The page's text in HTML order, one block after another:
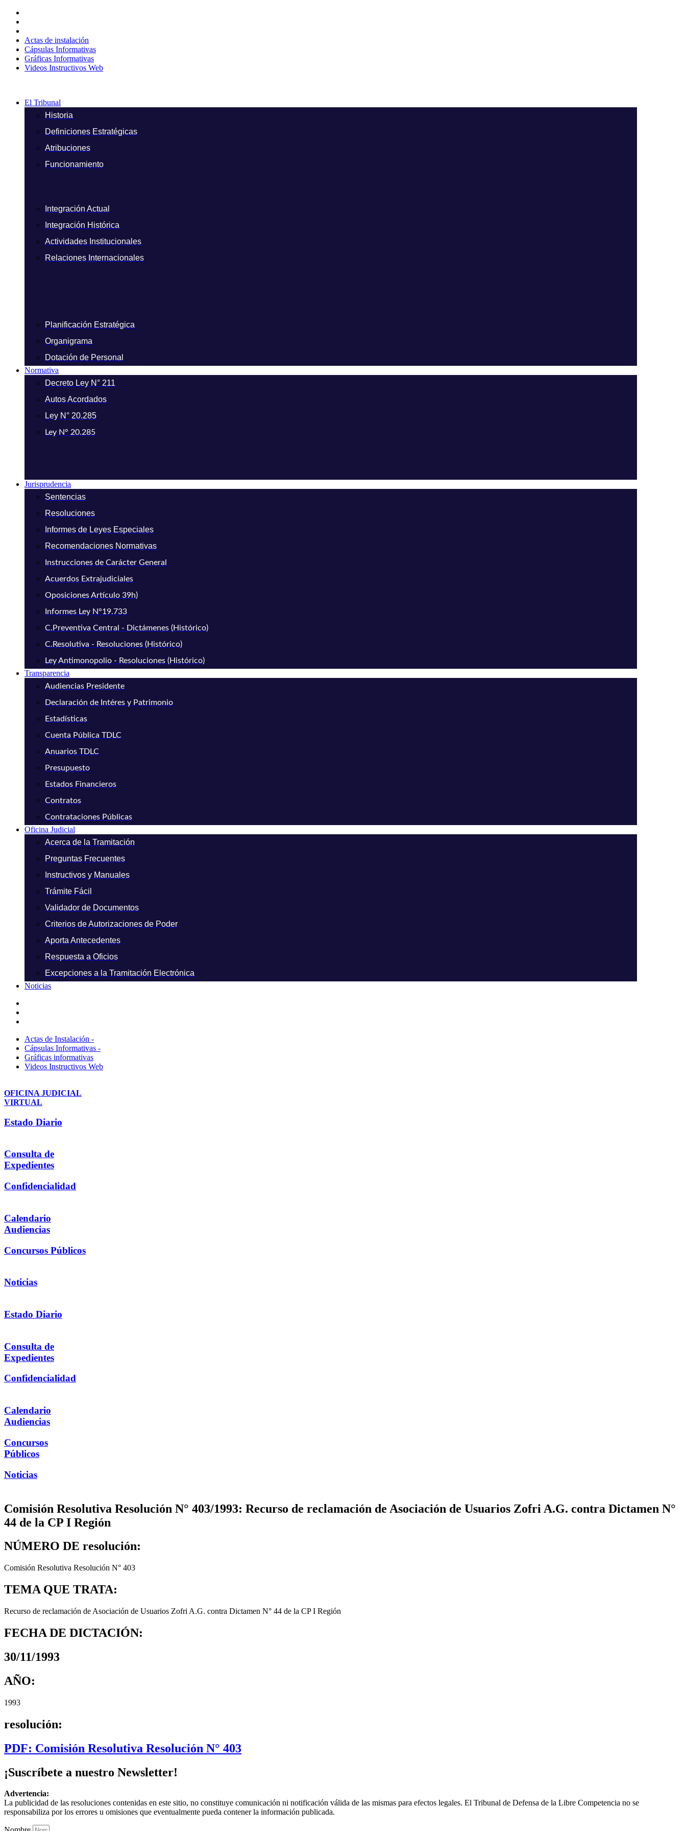
contenido
Actas de instalación
Cápsulas Informativas
Gráficas Informativas
Videos Instructivos Web
El Tribunal
Historia
Definiciones Estratégicas
Atribuciones
Funcionamiento
Integración Actual
Integración Histórica
Actividades Institucionales
Relaciones Internacionales
Planificación Estratégica
Organigrama
Dotación de Personal
Normativa
Decreto Ley N° 211
Autos Acordados
Ley N° 20.285
Ley N° 20.285
Jurisprudencia
Sentencias
Resoluciones
Informes de Leyes Especiales
Recomendaciones Normativas
Instrucciones de Carácter General
Acuerdos Extrajudiciales
Oposiciones Artículo 39h)
Informes Ley N°19.733
C.Preventiva Central - Dictámenes (Histórico)
C.Resolutiva - Resoluciones (Histórico)
Ley Antimonopolio - Resoluciones (Histórico)
Transparencia
Audiencias Presidente
Declaración de Intéres y Patrimonio
Estadísticas
Cuenta Pública TDLC
Anuarios TDLC
Presupuesto
Estados Financieros
Contratos
Contrataciones Públicas
Oficina Judicial
Acerca de la Tramitación
Preguntas Frecuentes
Instructivos y Manuales
Trámite Fácil
Validador de Documentos
Criterios de Autorizaciones de Poder
Aporta Antecedentes
Respuesta a Oficios
Excepciones a la Tramitación Electrónica
Noticias
Actas de Instalación -
Cápsulas Informativas -
Gráficas informativas
Videos Instructivos Web
OFICINA JUDICIAL
VIRTUAL
Estado Diario
Consulta de
Expedientes
Confidencialidad
Calendario
Audiencias
Concursos Públicos
Noticias
Estado Diario
Consulta de
Expedientes
Confidencialidad
Calendario
Audiencias
Concursos
Públicos
Noticias
Comisión Resolutiva Resolución N° 403/1993: Recurso de reclamación de Asociación de Usuarios Zofri A.G. contra Dictamen N°
44 de la CP I Región
NÚMERO DE resolución:
Comisión Resolutiva Resolución N° 403
TEMA QUE TRATA:
Recurso de reclamación de Asociación de Usuarios Zofri A.G. contra Dictamen N° 44 de la CP I Región
FECHA DE DICTACIÓN:
30/11/1993
AÑO:
1993
resolución:
PDF: Comisión Resolutiva Resolución N° 403
¡Suscríbete a nuestro Newsletter!
Advertencia:
La publicidad de las resoluciones contenidas en este sitio, no constituye comunicación ni notificación válida de las mismas para efectos legales. El Tribunal de Defensa de la Libre Competencia no se
responsabiliza por los errores u omisiones que eventualmente pueda contener la información publicada.